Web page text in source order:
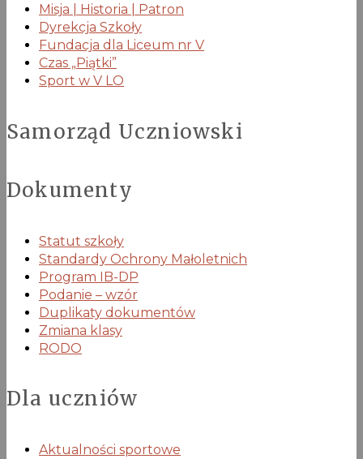
Misja | Historia | Patron
Dyrekcja Szkoły
Fundacja dla Liceum nr V
Czas „Piątki”
Sport w V LO
Samorząd Uczniowski
Dokumenty
Statut szkoły
Standardy Ochrony Małoletnich
Program IB-DP
Podanie – wzór
Duplikaty dokumentów
Zmiana klasy
RODO
Dla uczniów
Aktualności sportowe